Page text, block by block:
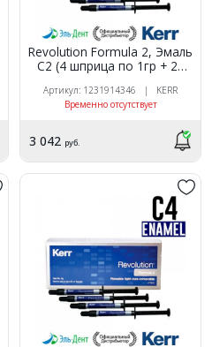
Revolution Formula 2, Эмаль
C2 (4 шприца по 1гр + 20
композитный материал,
29503, Kerr
Артикул: 1231914346 | KERR
Временно отсутствует
3 042 руб.